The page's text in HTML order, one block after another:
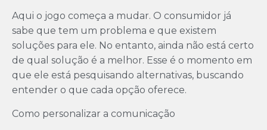
Aqui o jogo começa a mudar. O consumidor já
sabe que tem um problema e que existem
soluções para ele. No entanto, ainda não está certo
de qual solução é a melhor. Esse é o momento em
que ele está pesquisando alternativas, buscando
entender o que cada opção oferece.
Como personalizar a comunicação